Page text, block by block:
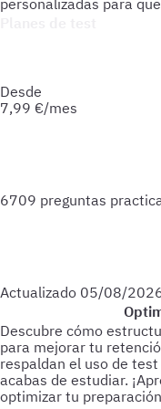
personalizadas para
Desde
7,99 €/mes
6709 preguntas
Actualizado 05/08/
Descubre cómo
para mejorar tu
respaldan el uso de
acabas de estudiar.
optimizar tu